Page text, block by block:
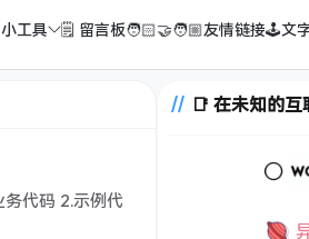
工具 🗒️ 留言板🧑🏻‍🤝‍🧑🏼友情链接🕹️文
代码 2.示例代
📑 在未知的